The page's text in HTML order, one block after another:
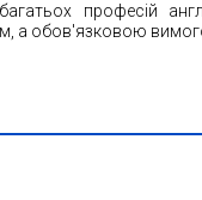
професій
а обов'язковою